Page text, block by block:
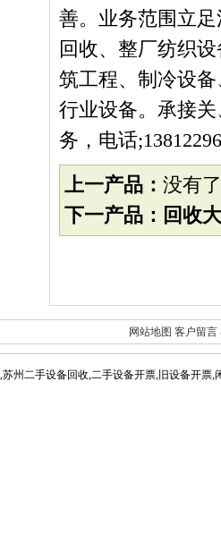
善。业务范围立
回收、整厂纺织
筑工程、制冷设
行业设备。承接
务，电话
上一产品： 没有
下一产品： 回收
网站地图 客户留言
苏州二手设备回收 二手设备开票 旧设备开票